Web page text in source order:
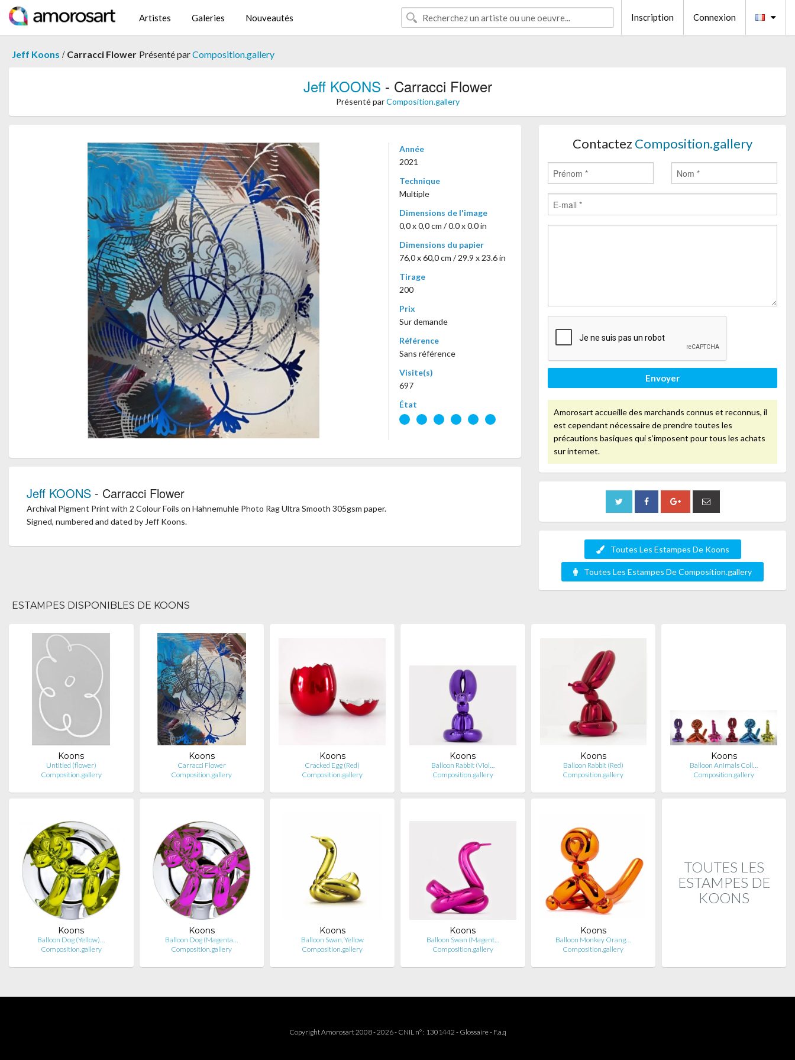
Artistes Galeries Nouveautés Inscription Connexion
Jeff Koons / Carracci Flower Présenté parComposition.gallery
Jeff KOONS - Carracci Flower
Présenté parComposition.gallery
Année
2021
Technique
Multiple
Dimensions de l'image
0,0 x 0,0 cm / 0.0 x 0.0 in
Dimensions du papier
76,0 x 60,0 cm / 29.9 x 23.6 in
Tirage
200
Prix
Sur demande
Référence
Sans référence
Visite(s)
697
État
Jeff KOONS - Carracci Flower
Archival Pigment Print with 2 Colour Foils on Hahnemuhle Photo Rag Ultra Smooth 305gsm paper.
Signed, numbered and dated by Jeff Koons.
Contactez Composition.gallery
Envoyer
Amorosart accueille des marchands connus et reconnus, il
est cependant nécessaire de prendre toutes les
précautions basiques qui s’imposent pour tous les achats
sur internet.
Toutes Les Estampes De Koons
Toutes Les Estampes De Composition.gallery
ESTAMPES DISPONIBLES DE KOONS
Koons
Untitled (flower)
Composition.gallery
Koons
Carracci Flower
Composition.gallery
Koons
Cracked Egg (Red)
Composition.gallery
Koons
Balloon Rabbit (Viol…
Composition.gallery
Koons
Balloon Rabbit (Red)
Composition.gallery
Koons
Balloon Animals Coll…
Composition.gallery
Koons
Balloon Dog (Yellow)…
Composition.gallery
Koons
Balloon Dog (Magenta…
Composition.gallery
Koons
Balloon Swan, Yellow
Composition.gallery
Koons
Balloon Swan (Magent…
Composition.gallery
Koons
Balloon Monkey Orang…
Composition.gallery
TOUTES LES
ESTAMPES DE
KOONS
Copyright Amorosart 2008 - 2026 - CNIL n° : 1301442 - Glossaire- F.a.q